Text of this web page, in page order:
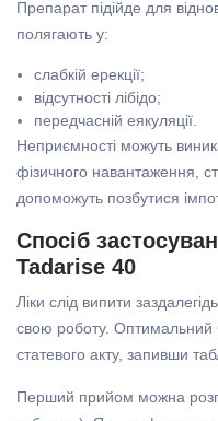
Препарат підійде для
полягають у:
слабкій ерекції;
відсутності лібідо;
передчасній еякуляції.
Неприємності можуть
фізичного навантаження,
допоможуть позбутися
Спосіб
Tadarise 40
Ліки слід випити
свою роботу. Оптимальний
статевого акту, запивши
Перший прийом можна